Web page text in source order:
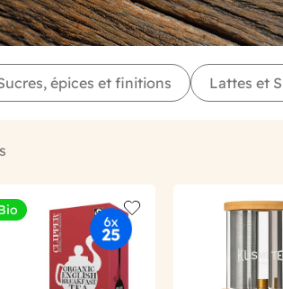
épices et finitions Lattes et
Add to wishlist